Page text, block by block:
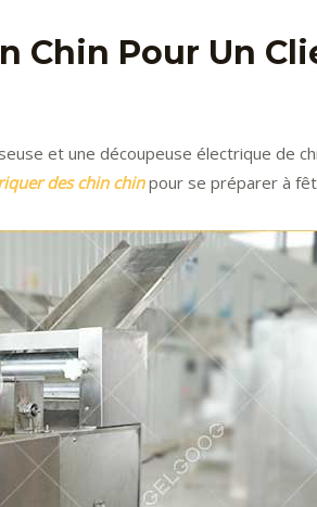
Chin Pour Un
et une découpeuse électrique de
des chin chinpour se préparer à